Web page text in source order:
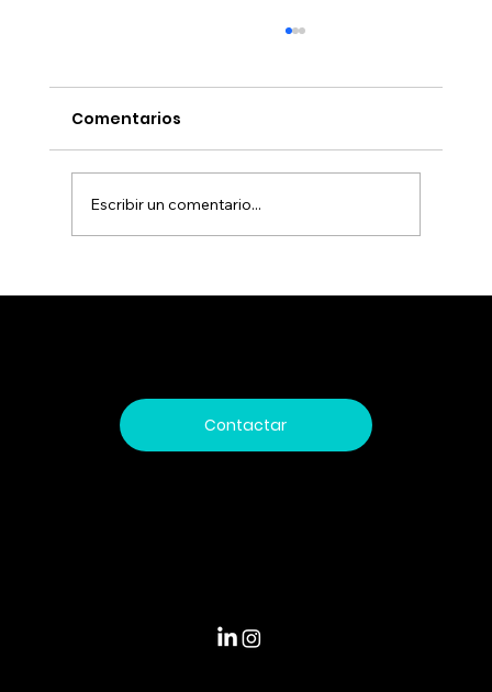
¿Tu empresa espera que algo falle
Comentarios
Escribir un comentario...
Contactar